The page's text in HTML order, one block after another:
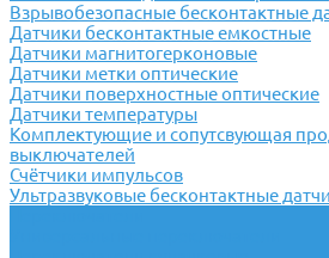
Взрывобезопасные бесконтактные
Датчики бесконтактные емкостные
Датчики магнитогерконовые
Датчики метки оптические
Датчики поверхностные оптические
Датчики температуры
Комплектующие и сопутсвующая
выключателей
Счётчики импульсов
Ультразвуковые бесконтактные